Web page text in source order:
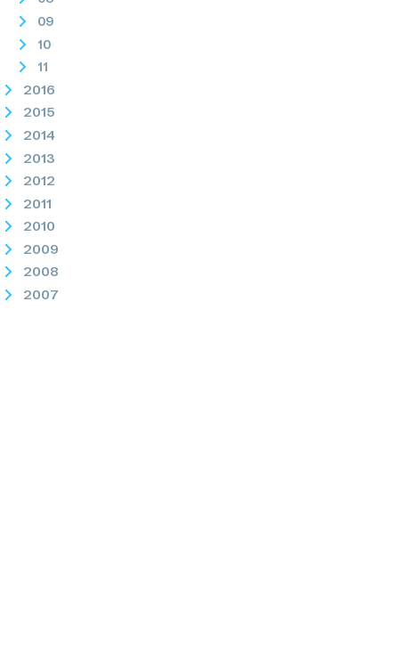
09
10
11
2016
2015
2014
2013
2012
2011
2010
2009
2008
2007